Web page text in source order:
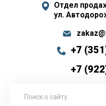
Отдел
ул.
+7
+7